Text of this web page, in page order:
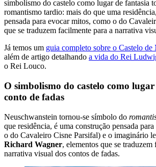
simbolismo do castelo como lugar de fantasia
romantismo tardio: mais do que uma
pensada para evocar mitos, como o do
que se traduzem facilmente para a narrativa
Já temos um guia completo sobre o Castelo de
além de artigo detalhando a vida do Rei
o Rei Louco.
O simbolismo do castelo como
conto de fadas
Neuschwanstein tornou-se símbolo do
que residência, é uma construção pensada para
o do Cavaleiro Cisne Parsifal) e o imaginário
Richard Wagner, elementos que se traduzem
narrativa visual dos contos de fadas.